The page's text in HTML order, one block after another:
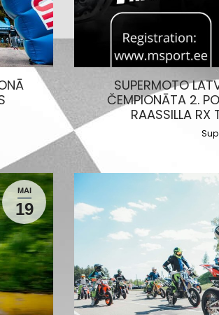
SUPERMOTO
ČEMPIONĀTA 2.
RAASSILLA RX
MAI
19